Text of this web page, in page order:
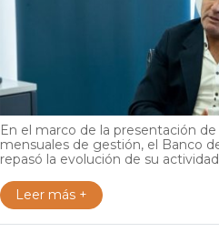
En el marco de la presentación
mensuales de gestión, el Banco
repasó la evolución de su
Leer más +